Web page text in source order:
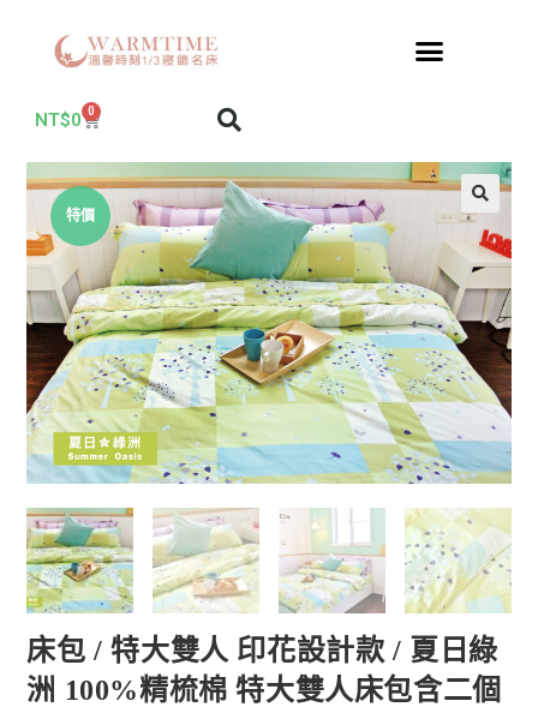
NT$0 0
特價
床包 / 特大雙人 印花設計款 / 夏日綠
洲 100%精梳棉 特大雙人床包含二個